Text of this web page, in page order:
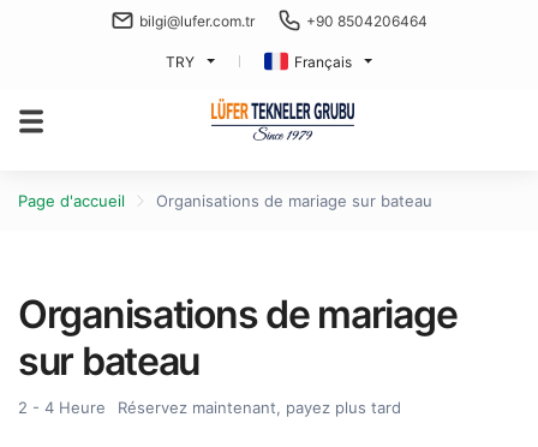
bilgi@lufer.com.tr +90 8504206464
TRY Français
Page d'accueil Organisations de mariage sur bateau
Organisations de mariage
sur bateau
2 - 4 Heure Réservez maintenant, payez plus tard